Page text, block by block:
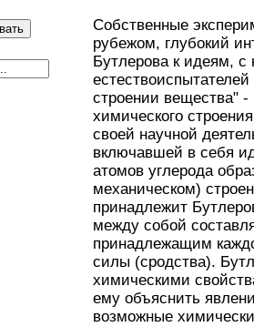
Собственные
рубежом, глубокий
Бутлерова к идеям,
строении вещества"
химического
своей научной
включавшей в себя
атомов углерода
механическом)
принадлежит
между собой
принадлежащим
силы (сродства).
химическими
ему объяснить
возможные